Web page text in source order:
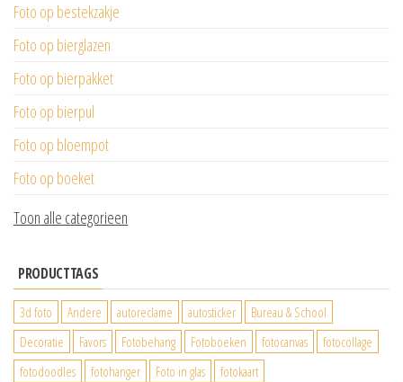
Foto op bestekzakje
Foto op bierglazen
Foto op bierpakket
Foto op bierpul
Foto op bloempot
Foto op boeket
Toon alle categorieen
PRODUCTTAGS
3d foto Andere autoreclame autosticker
Bureau & School
Decoratie
Favors Fotobehang Fotoboeken fotocanvas
fotocollage
fotodoodles
fotohanger Foto in glas
fotokaart